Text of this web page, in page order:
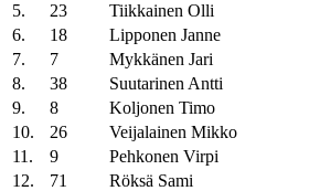
5.
23 Tiikkainen Olli
6.
18 Lipponen Janne
7.
7 Mykkänen Jari
8.
38 Suutarinen Antti
9.
8 Koljonen Timo
10.
26 Veijalainen Mikko
11.
9 Pehkonen Virpi
12.
71 Röksä Sami